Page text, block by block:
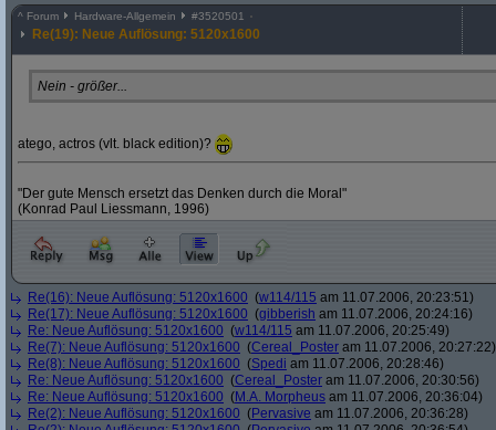
^ Forum Hardware-Allgemein #3520501
Re(19): Neue Auflösung: 5120x1600
Nein - größer...
atego, actros (vlt. black edition)?
"Der gute Mensch ersetzt das Denken durch die Moral"
(Konrad Paul Liessmann, 1996)
Re(16): Neue Auflösung: 5120x1600 (w114/115 am 11.07.2006, 20:23:51)
Re(17): Neue Auflösung: 5120x1600 (gibberish am 11.07.2006, 20:24:16)
Re: Neue Auflösung: 5120x1600 (w114/115 am 11.07.2006, 20:25:49)
Re(7): Neue Auflösung: 5120x1600 (Cereal_Poster am 11.07.2006, 20:27:22)
Re(8): Neue Auflösung: 5120x1600 (Spedi am 11.07.2006, 20:28:46)
Re: Neue Auflösung: 5120x1600 (Cereal_Poster am 11.07.2006, 20:30:56)
Re: Neue Auflösung: 5120x1600 (M.A. Morpheus am 11.07.2006, 20:36:04)
Re(2): Neue Auflösung: 5120x1600 (Pervasive am 11.07.2006, 20:36:28)